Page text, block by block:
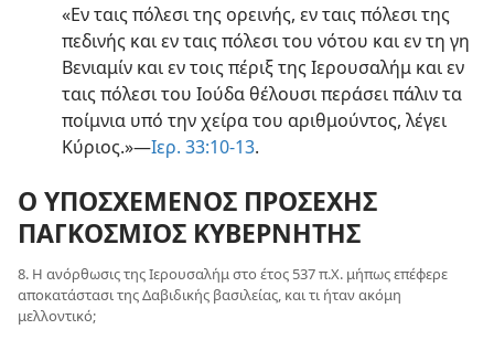
«Εν ταις πόλεσι της ορεινής, εν ταις πόλεσι της
πεδινής και εν ταις πόλεσι του νότου και εν τη γη
Βενιαμίν και εν τοις πέριξ της Ιερουσαλήμ και εν
ταις πόλεσι του Ιούδα θέλουσι περάσει πάλιν τα
ποίμνια υπό την χείρα του αριθμούντος, λέγει
Κύριος.»—Ιερ. 33:10-13.
Ο ΥΠΟΣΧΕΜΕΝΟΣ ΠΡΟΣΕΧΗΣ
ΠΑΓΚΟΣΜΙΟΣ ΚΥΒΕΡΝΗΤΗΣ
8. Η ανόρθωσις της Ιερουσαλήμ στο έτος 537 π.Χ. μήπως επέφερε
αποκατάστασι της Δαβιδικής βασιλείας, και τι ήταν ακόμη
μελλοντικό;